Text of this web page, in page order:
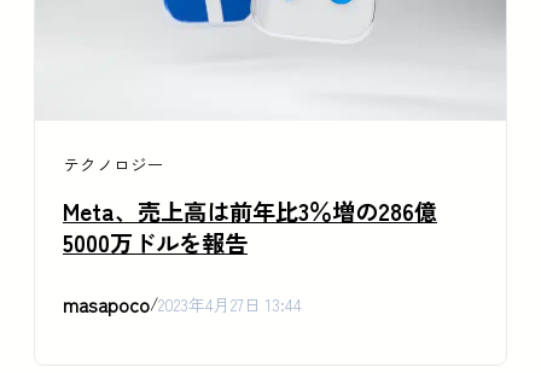
テクノロジー
Meta、売上高は前年比3％増の286億
5000万ドルを報告
masapoco/2023年4月27日 13:44